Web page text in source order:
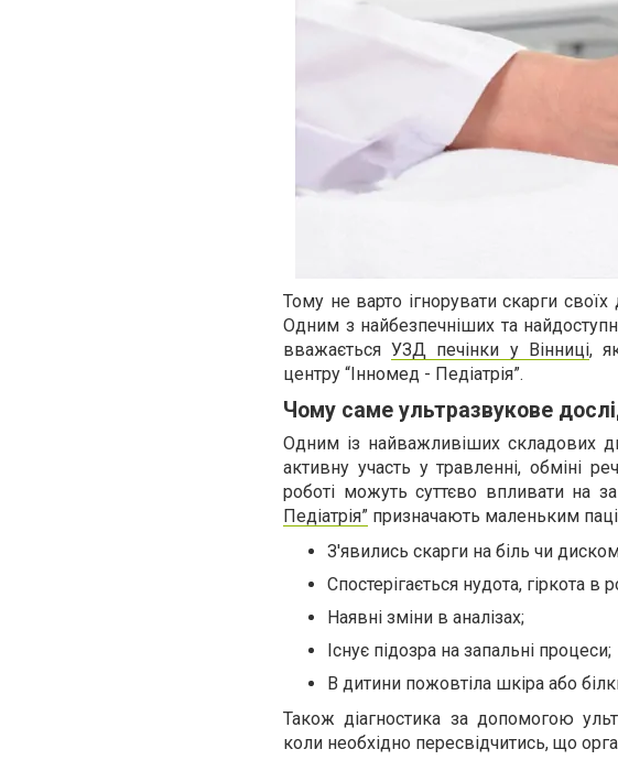
Тому не варто ігнорувати скарги
Одним з найбезпечніших та
вважаєтьсяУЗД печінки у Вінниці,
центру “Інномед - Педіатрія”.
Чому саме ультразвукове
Одним із найважливіших складових
активну участь у травленні, обміні
роботі можуть суттєво впливати на
Педіатрія” призначають маленьким
З'явились скарги на біль чи
Спостерігається нудота, гіркота в
Наявні зміни в аналізах;
Існує підозра на запальні процеси;
В дитини пожовтіла шкіра або
Також діагностика за допомогою
коли необхідно пересвідчитись, що